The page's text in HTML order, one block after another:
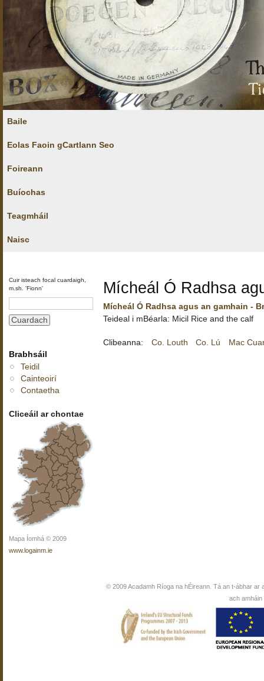
Baile
Eolas Faoin gCartlann Seo
Foireann
Buíochas
Teagmháil
Naisc
Cuir isteach focal cuardaigh,
m.sh. 'Fionn'
Brabhsáil
Teidil
Cainteoirí
Contaetha
Cliceáil ar chontae
Mapa Íomhá © 2009
www.logainm.ie
Mícheál Ó Radhsa
Mícheál Ó Radhsa agus an gamhain -
Teideal i mBéarla: Micil Rice and the calf
Clibeanna: Co. Louth Co. Lú Mac
© 2009 Acadamh Ríoga na hÉireann. Tá an t-ábhar ar
ach amháin